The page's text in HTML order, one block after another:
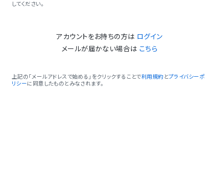
してください。
アカウントをお持ちの方は ログイン
メールが届かない場合は こちら
上記の「メールアドレスで始める」をクリックすることで利用規約 とプライバシーポ
リシーに同意したものとみなされます。